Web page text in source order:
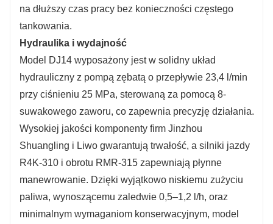
na dłuższy czas pracy bez konieczności częstego
tankowania.
Hydraulika i wydajność
Model DJ14 wyposażony jest w solidny układ
hydrauliczny z pompą zębatą o przepływie 23,4 l/min
przy ciśnieniu 25 MPa, sterowaną za pomocą 8-
suwakowego zaworu, co zapewnia precyzję działania.
Wysokiej jakości komponenty firm Jinzhou
Shuangling i Liwo gwarantują trwałość, a silniki jazdy
R4K-310 i obrotu RMR-315 zapewniają płynne
manewrowanie. Dzięki wyjątkowo niskiemu zużyciu
paliwa, wynoszącemu zaledwie 0,5–1,2 l/h, oraz
minimalnym wymaganiom konserwacyjnym, model